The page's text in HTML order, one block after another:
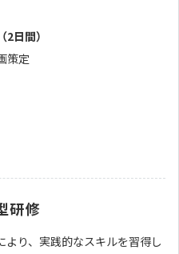
日間）
策定
研修
り、実践的なスキルを習得し